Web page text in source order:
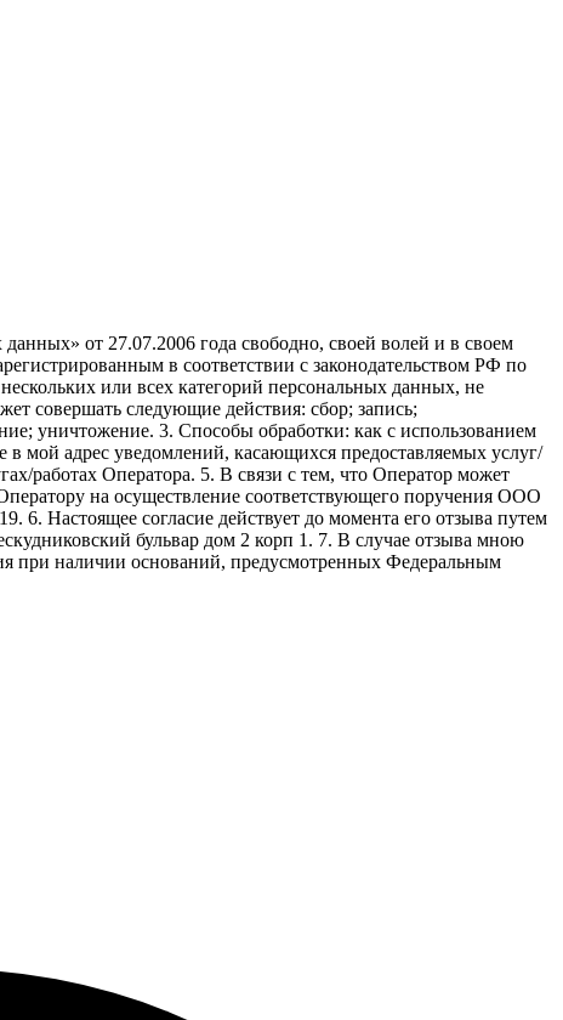
от 27.07.2006 года свободно, своей волей и в своем
в соответствии с законодательством РФ по
или всех категорий персональных данных, не
совершать следующие действия: сбор; запись;
уничтожение. 3. Способы обработки: как с использованием
в мой адрес уведомлений, касающихся предоставляемых услуг/
работах Оператора. 5. В связи с тем, что Оператор может
на осуществление соответствующего поручения ООО
6. Настоящее согласие действует до момента его отзыва путем
бульвар дом 2 корп 1. 7. В случае отзыва мною
при наличии оснований, предусмотренных Федеральным